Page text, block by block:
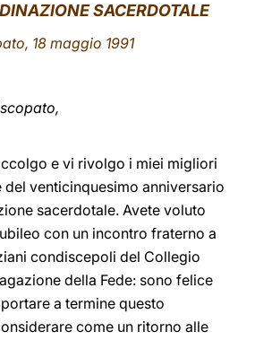
SACERDOTALE
18 maggio 1991
e vi rivolgo i miei migliori
venticinquesimo anniversario
sacerdotale. Avete voluto
con un incontro fraterno a
condiscepoli del Collegio
della Fede: sono felice
a termine questo
come un ritorno alle